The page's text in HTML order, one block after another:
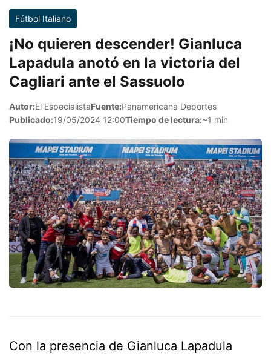
Fútbol Italiano
¡No quieren descender! Gianluca
Lapadula anotó en la victoria del
Cagliari ante el Sassuolo
Autor:El EspecialistaFuente:Panamericana Deportes
Publicado:19/05/2024 12:00Tiempo de lectura:~1 min
Con la presencia de Gianluca Lapadula